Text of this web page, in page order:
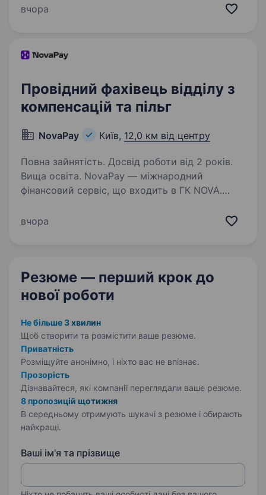
створюємо доступні та смачні продукти
вчора
Провідний фахівець відділу з
компенсацій та пільг
NovaPay Київ, 12,0 км від центру
Повна зайнятість. Досвід роботи від 2 років.
Вища освіта. NovaPay — міжнародний
фінансовий сервіс, що входить в ГК NOVA.
бізнесу та мільйонів користувачів. Розвиваємо
вчора
Резюме — перший крок до
нової роботи
Не більше 3 хвилин
Щоб створити та розмістити ваше резюме.
Приватність
Розміщуйте анонімно, і ніхто вас не впізнає.
Прозорість
Дізнавайтеся, які компанії переглядали ваше резюме.
8 пропозицій щотижня
В середньому отримують шукачі з резюме і обирають
найкращі.
Ваші ім'я та прізвище